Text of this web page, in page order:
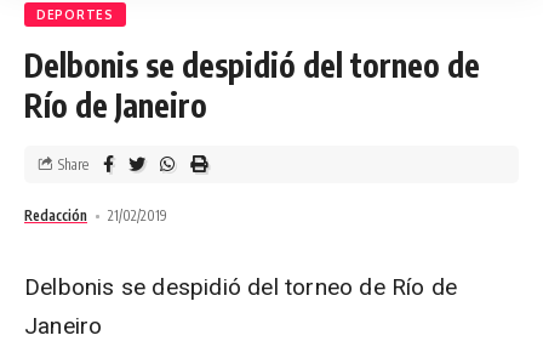
DEPORTES
Delbonis se despidió del torneo de
Río de Janeiro
Redacción 21/02/2019
Share
Delbonis se despidió del torneo de Río de
Janeiro